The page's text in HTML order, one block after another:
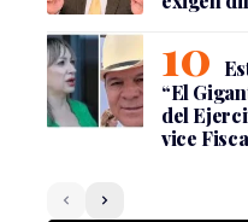
“El
del
vice